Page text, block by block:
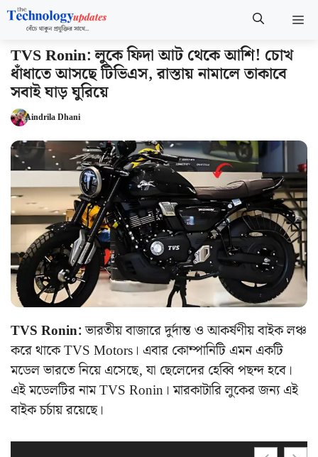
Skip
content
TVS Ronin: লুকে ফিদা আট থেকে আশি! চোখ
ধাঁধাতে আসছে টিভিএস, রাস্তায় নামালে তাকাবে
সবাই ঘাড় ঘুরিয়ে
Aindrila Dhani
TVS Ronin:ভারতীয় বাজারে দুর্দান্ত ও আকর্ষণীয় বাইক লঞ্চ
করে থাকে TVS Motors। এবার কোম্পানিটি এমন একটি
মডেল ভারতে নিয়ে এসেছে, যা ছেলেদের হেব্বি পছন্দ হবে।
এই মডেলটির নাম TVS Ronin। মারকাটারি লুকের জন্য এই
বাইক চর্চায় রয়েছে।